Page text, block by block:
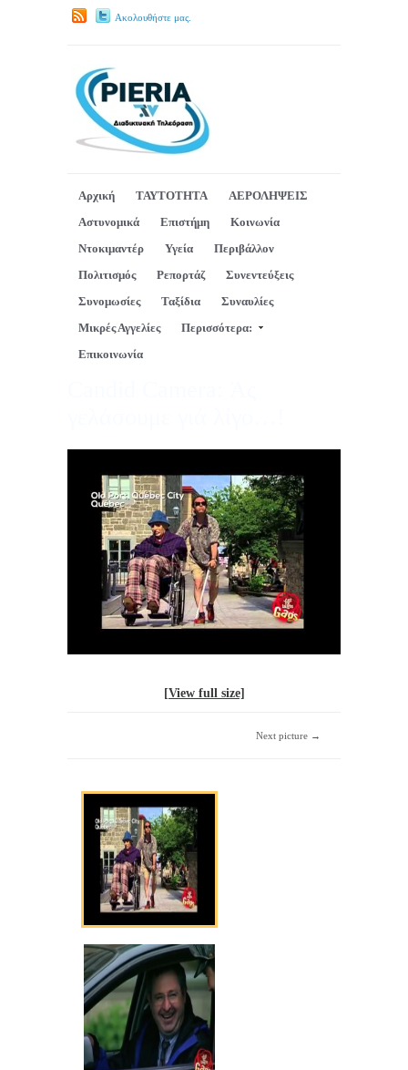
Ακολουθήστε μας.
Αρχική ΤΑΥΤΟΤΗΤΑ
ΑΕΡΟΛΗΨΕΙΣ
Αστυνομικά
Επιστήμη
Κοινωνία
Ντοκιμαντέρ
Υγεία
Περιβάλλον
Πολιτισμός
Ρεπορτάζ
Συνεντεύξεις
Συνομωσίες
Ταξίδια
Συναυλίες
Μικρές Αγγελίες
Περισσότερα:
Επικοινωνία
[View full size]
Next picture →